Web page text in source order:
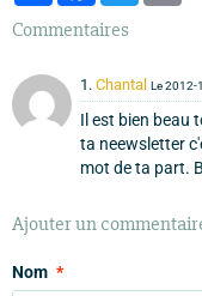
Commentaires
1. Chantal Le 2012-
Il est bien beau
ta neewsletter
mot de ta part.
Ajouter un
Nom